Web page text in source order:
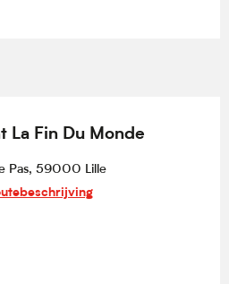
La Fin Du Monde
Pas, 59000 Lille